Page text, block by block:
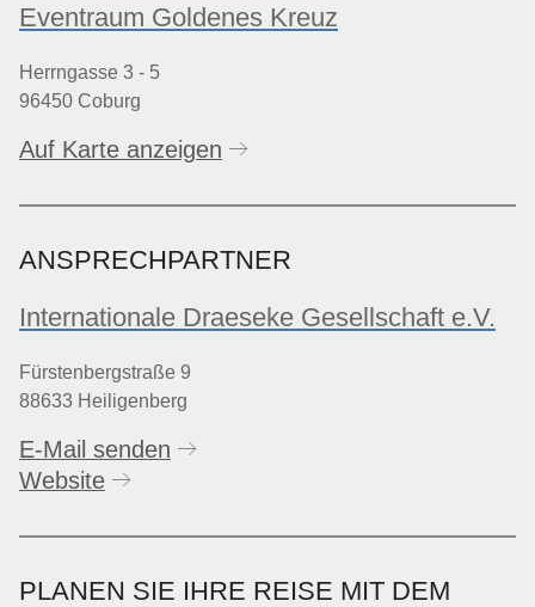
Eventraum Goldenes Kreuz
Herrngasse 3 - 5
96450 Coburg
Auf Karte anzeigen
ANSPRECHPARTNER
Internationale Draeseke Gesellschaft e.V.
Fürstenbergstraße 9
88633 Heiligenberg
E-Mail senden
Website
PLANEN SIE IHRE REISE MIT DEM